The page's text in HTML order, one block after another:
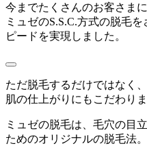
今までたくさんのお客さま
ミュゼのS.S.C.方式の脱毛
ピードを実現しました。
ただ脱毛するだけではなく、
肌の仕上がりにもこだわりま
ミュゼの脱毛は、毛穴の目
ためのオリジナルの脱毛法